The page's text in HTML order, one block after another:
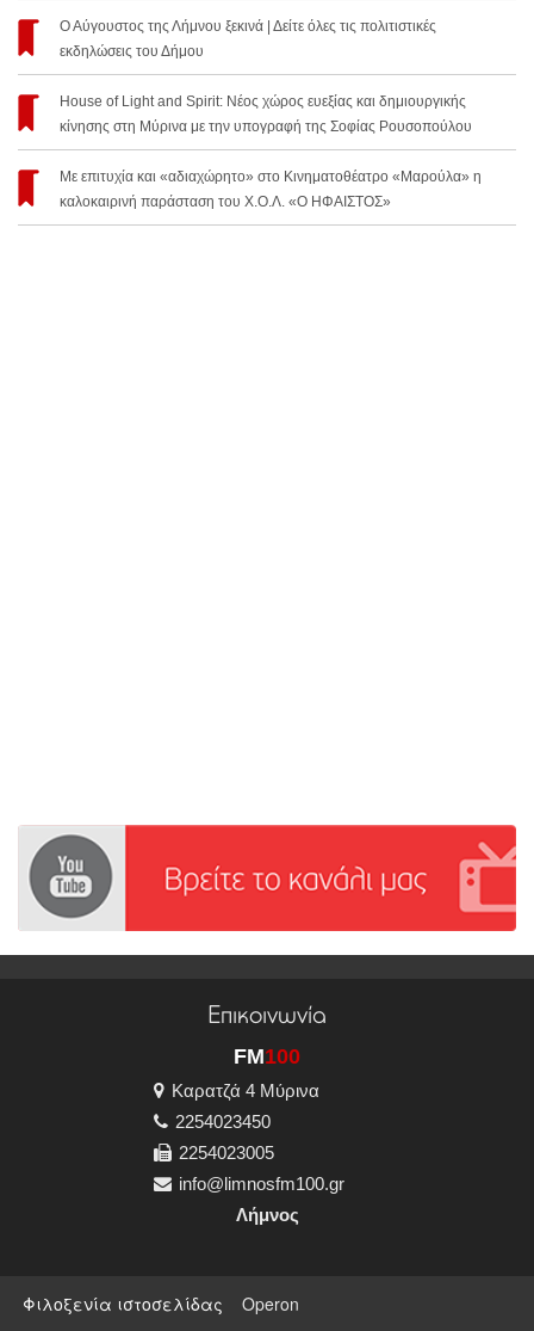
Ο Αύγουστος της Λήμνου ξεκινά | Δείτε όλες τις πολιτιστικές
εκδηλώσεις του Δήμου
House of Light and Spirit: Νέος χώρος ευεξίας και δημιουργικής
κίνησης στη Μύρινα με την υπογραφή της Σοφίας Ρουσοπούλου
Με επιτυχία και «αδιαχώρητο» στο Κινηματοθέατρο «Μαρούλα» η
καλοκαιρινή παράσταση του Χ.Ο.Λ. «Ο ΗΦΑΙΣΤΟΣ»
Επικοινωνία
FM100
Καρατζά 4 Μύρινα
2254023450
2254023005
info@limnosfm100.gr
Λήμνος
Φιλοξενία ιστοσελίδας Operon